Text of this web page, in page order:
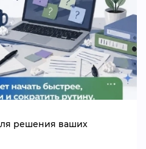
решения ваших